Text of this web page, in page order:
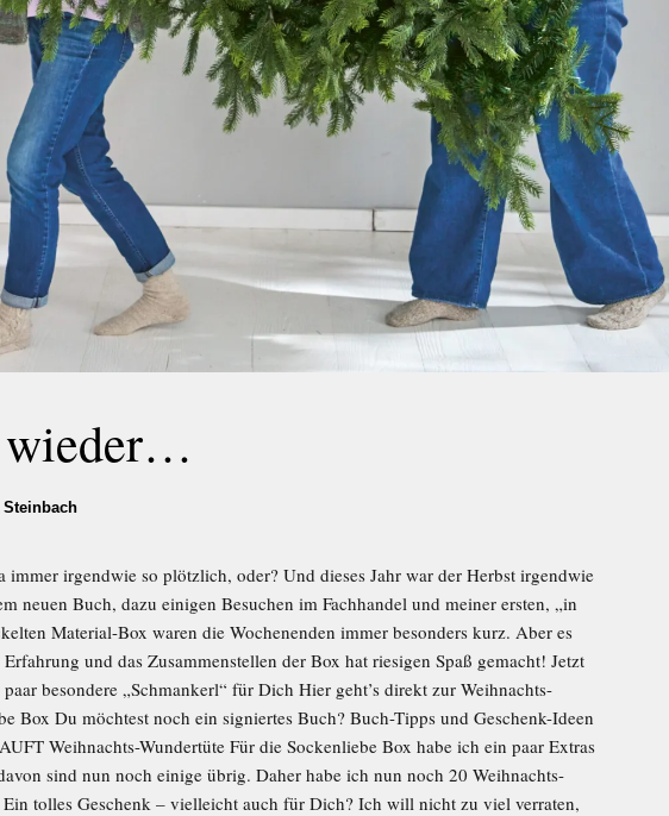
wieder…
Steinbach
immer irgendwie so plötzlich, oder? Und dieses Jahr war der Herbst irgendwie
neuen Buch, dazu einigen Besuchen im Fachhandel und meiner ersten, „in
Material-Box waren die Wochenenden immer besonders kurz. Aber es
und das Zusammenstellen der Box hat riesigen Spaß gemacht! Jetzt
besondere „Schmankerl“ für Dich Hier geht’s direkt zur Weihnachts-
Box Du möchtest noch ein signiertes Buch? Buch-Tipps und Geschenk-Ideen
Weihnachts-Wundertüte Für die Sockenliebe Box habe ich ein paar Extras
sind nun noch einige übrig. Daher habe ich nun noch 20 Weihnachts-
tolles Geschenk – vielleicht auch für Dich? Ich will nicht zu viel verraten,